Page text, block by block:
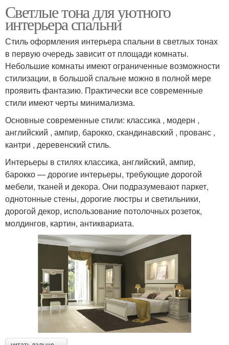
Светлые тона для уютного
интерьера спальни
Стиль оформления интерьера спальни в светлых тонах
в первую очередь зависит от площади комнаты.
Небольшие комнаты имеют ограниченные возможности
стилизации, в большой спальне можно в полной мере
проявить фантазию. Практически все современные
стили имеют черты минимализма.
Основные современные стили: классика , модерн ,
английский , ампир, барокко, скандинавский , прованс ,
кантри , деревенский стиль.
Интерьеры в стилях классика, английский, ампир,
барокко — дорогие интерьеры, требующие дорогой
мебели, тканей и декора. Они подразумевают паркет,
однотонные стены, дорогие люстры и светильники,
дорогой декор, использование потолочных розеток,
молдингов, картин, антиквариата.